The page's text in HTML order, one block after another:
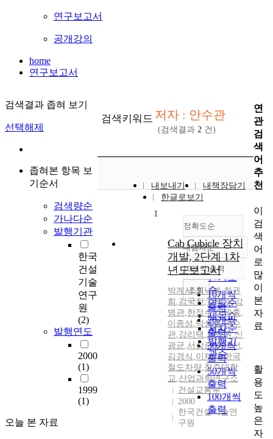
연구보고서
공개강의
home
연구보고서
검색결과 좁혀 보기
선택해제
좁혀본 항목 보
기순서
검색량순
가나다순
발행기관
한국
건설
기술
연구
원
(2)
발행연도
2000
(1)
1999
(1)
오늘 본 자료
검색키워드 저자 : 안수관
(검색결과 2 건)
내보내기
내책장담기
한글로보기
정확도순
정확도
순
인기도
순
연도순
제목순
저자순
발행기
관순
내림차순
내림차순
10개씩 출력
10개씩
출력
20개씩
출력
30개씩
출력
50개씩
출력
100개씩
출력
조회
1
Cab Cubicle 장치
개발, 2단계 1차
년도보고서
박계서,최낙봉,최권
희 ,김국진,김혁주,강
병관,한정수,정원홍,
이종성 ,박성호,안수
관,강리택 ,강덕원,신
광균,서상준,홍구선 ,
김경식 ,이재익,한국
철도차량,청주대학
교,산업과학연구소
건설교통부
2000
한국건설기술연
구원
연
관
검
색
어
추
천
이
검
색
어
로
많
이
본
자
료
활
용
도
높
은
자